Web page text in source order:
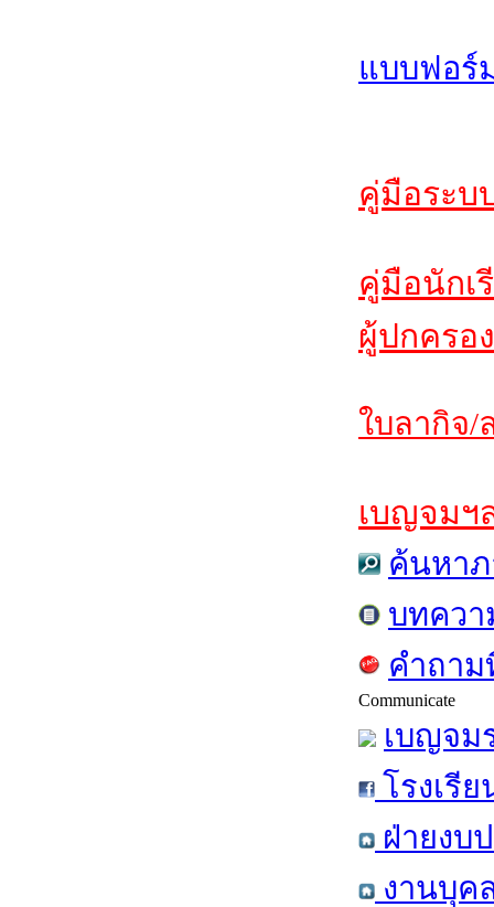
แบบฟอร์
คู่มือระบ
คู่มือนักเ
ผู้ปกครอ
ใบลากิจ/
เบญจมฯ
ค้นหาภ
บทควา
คำถา
Communicate
เบญจม
โรงเรี
ฝ่ายงบ
งานบุค